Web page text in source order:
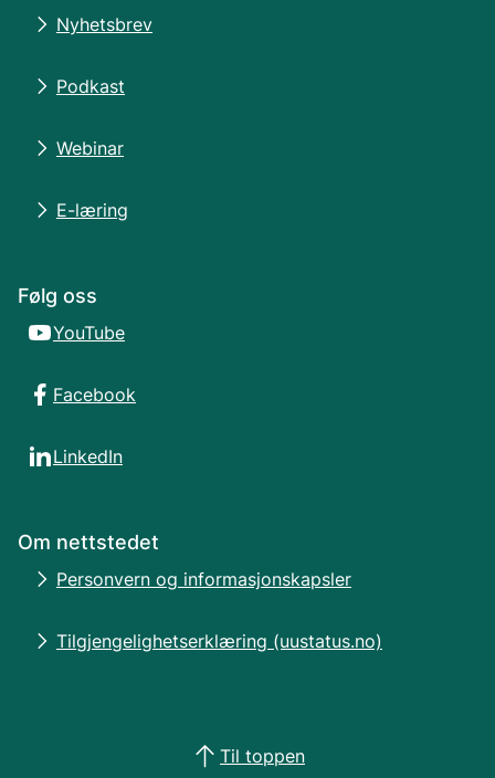
Nyhetsbrev
Podkast
Webinar
E-læring
Følg oss
YouTube
Facebook
LinkedIn
Om nettstedet
Personvern og informasjonskapsler
Tilgjengelighetserklæring (uustatus.no)
Til toppen